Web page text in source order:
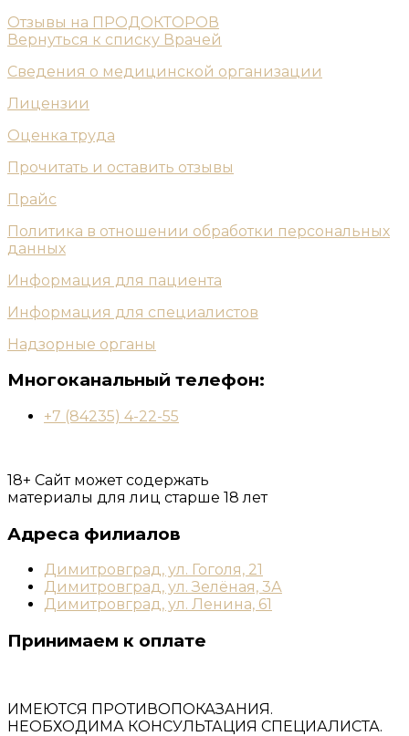
Отзывы на ПРОДОКТОРОВ
Вернуться к списку Врачей
Сведения о медицинской организации
Лицензии
Оценка труда
Прочитать и оставить отзывы
Прайс
Политика в отношении обработки персональных
данных
Информация для пациента
Информация для специалистов
Надзорные органы
Многоканальный телефон:
+7 (84235) 4-22-55
18+ Сайт может содержать
материалы для лиц старше 18 лет
Адреса филиалов
Димитровград, ул. Гоголя, 21
Димитровград, ул. Зелёная, 3А
Димитровград, ул. Ленина, 61
Принимаем к оплате
ИМЕЮТСЯ ПРОТИВОПОКАЗАНИЯ.
НЕОБХОДИМА КОНСУЛЬТАЦИЯ СПЕЦИАЛИСТА.